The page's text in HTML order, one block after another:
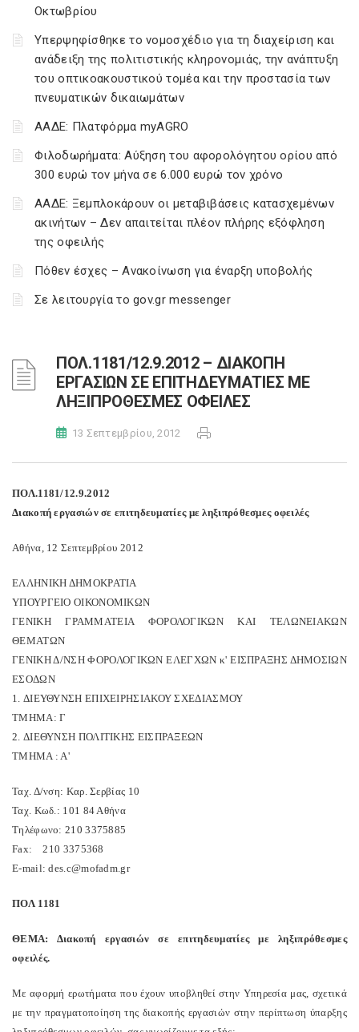
Οκτωβρίου
Υπερψηφίσθηκε το νομοσχέδιο για τη διαχείριση και
ανάδειξη της πολιτιστικής κληρονομιάς, την ανάπτυξη
του οπτικοακουστικού τομέα και την προστασία των
πνευματικών δικαιωμάτων
ΑΑΔΕ: Πλατφόρμα myAGRO
Φιλοδωρήματα: Αύξηση του αφορολόγητου ορίου από
300 ευρώ τον μήνα σε 6.000 ευρώ τον χρόνο
ΑΑΔΕ: Ξεμπλοκάρουν οι μεταβιβάσεις κατασχεμένων
ακινήτων – Δεν απαιτείται πλέον πλήρης εξόφληση
της οφειλής
Πόθεν έσχες – Ανακοίνωση για έναρξη υποβολής
Σε λειτουργία το gov.gr messenger
ΠΟΛ.1181/12.9.2012 – ΔΙΑΚΟΠΗ
ΕΡΓΑΣΙΩΝ ΣΕ ΕΠΙΤΗΔΕΥΜΑΤΙΕΣ ΜΕ
ΛΗΞΙΠΡΟΘΕΣΜΕΣ ΟΦΕΙΛΕΣ
13 Σεπτεμβρίου, 2012
ΠΟΛ.1181/12.9.2012
Διακοπή εργασιών σε επιτηδευματίες με ληξιπρόθεσμες οφειλές
Αθήνα, 12 Σεπτεμβρίου 2012
ΕΛΛΗΝΙΚΗ ΔΗΜΟΚΡΑΤΙΑ
ΥΠΟΥΡΓΕΙΟ ΟΙΚΟΝΟΜΙΚΩΝ
ΓΕΝΙΚΗ ΓΡΑΜΜΑΤΕΙΑ ΦΟΡΟΛΟΓΙΚΩΝ ΚΑΙ ΤΕΛΩΝΕΙΑΚΩΝ
ΘEMΑΤΩΝ
ΓΕΝΙΚΗ Δ/ΝΣΗ ΦΟΡΟΛΟΓΙΚΩΝ ΕΛΕΓΧΩΝ κ' ΕΙΣΠΡΑΞΗΣ ΔΗΜΟΣΙΩΝ
ΕΣΟΔΩΝ
1. ΔΙΕΥΘΥΝΣΗ ΕΠΙΧΕΙΡΗΣΙΑΚΟΥ ΣΧΕΔΙΑΣΜΟΥ
ΤΜΗΜΑ: Γ
2. ΔΙΕΘΥΝΣΗ ΠΟΛΙΤΙΚΗΣ ΕΙΣΠΡΑΞΕΩΝ
ΤΜΗΜΑ : Α'
Ταχ. Δ/νση: Καρ. Σερβίας 10
Ταχ. Κωδ.: 101 84 Αθήνα
Τηλέφωνο: 210 3375885
Fax:
210 3375368
E-mail: des.c@mofadm.gr
ΠΟΛ 1181
ΘΕΜΑ: Διακοπή εργασιών σε επιτηδευματίες με ληξιπρόθεσμες
οφειλές.
Με αφορμή ερωτήματα που έχουν υποβληθεί στην Υπηρεσία μας, σχετικά
με την πραγματοποίηση της διακοπής εργασιών στην περίπτωση ύπαρξης